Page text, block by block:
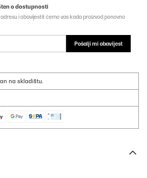
o dostupnosti
i obavijestit ćemo vas kada proizvod ponovno
Pošalji mi obavijest
na skladištu.